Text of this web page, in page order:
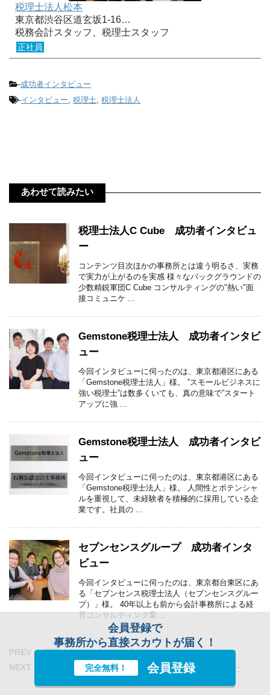
税理士法人松本
東京都渋谷区道玄坂1-16…
税務会計スタッフ、税理士スタッフ
正社員
-成功者インタビュー
-インタビュー, 税理士, 税理士法人
あわせて読みたい
税理士法人C Cube 成功者インタビュ
ー
コンテンツ目次ほかの事務所とは違う明るさ、実務
で実力が上がるのを実感 様々なバックグラウンドの
少数精鋭軍団C Cube コンサルティングの"熱い"面
接コミュニケ ...
Gemstone税理士法人 成功者インタビ
ュー
今回インタビューに伺ったのは、東京都港区にある
「Gemstone税理士法人」様。 ”スモールビジネスに
強い税理士”は数多くいても、真の意味で”スタート
アップに強 ...
Gemstone税理士法人 成功者インタビ
ュー
今回インタビューに伺ったのは、東京都港区にある
「Gemstone税理士法人」様。 人間性とポテンシャ
ルを重視して、未経験者を積極的に採用している企
業です。社員の ...
セブンセンスグループ 成功者インタ
ビュー
今回インタビューに伺ったのは、東京都台東区にあ
る「セブンセンス税理士法人（セブンセンスグルー
プ）」様。 40年以上も前から会計事務所による経
営コンサルティング業 ...
PREV 税理士法人C Cube 成功者インタビュー
NEXT 税理士法人斎藤会計事務所 成功者インタビュー
会員登録で
事務所から直接スカウトが届く！
完全無料！ 会員登録